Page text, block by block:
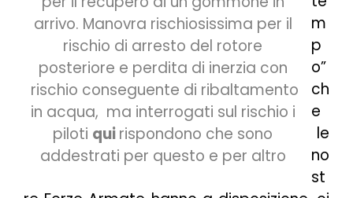
arrivo. Manovra rischiosissima per il
rischio di arresto del rotore
posteriore e perdita di inerzia con
rischio conseguente di ribaltamento
in acqua, ma interrogati sul rischio i
piloti quirispondono che sono
addestrati per questo e per altro
m
p
o”
ch
e
le
no
st